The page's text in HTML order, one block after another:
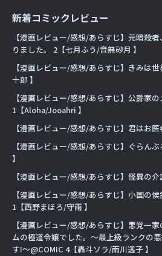
新着コミックレビュー
【漫画レビュー/感想/あらすじ】元暗殺
りました。 2【七月ふう/音無砂月 】
【漫画レビュー/感想/あらすじ】きみは
十郎 】
【漫画レビュー/感想/あらすじ】公爵家
1【Aloha/Jooahri 】
【漫画レビュー/感想/あらすじ】君はお医
【漫画レビュー/感想/あらすじ】ぐらん
】
【漫画レビュー/感想/あらすじ】怪異の介
【漫画レビュー/感想/あらすじ】小国の
1【西野まほろ/守雨 】
【漫画レビュー/感想/あらすじ】悪党一
ムの極道令嬢でした。〜最上級ランクの
す!〜@COMIC 4【轟斗ソラ/雨川透子 】